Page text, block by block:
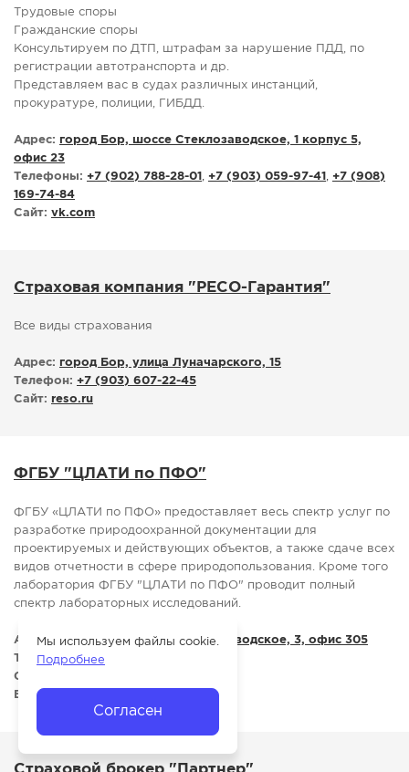
Трудовые споры
Гражданские споры
Консультируем по ДТП, штрафам за нарушение ПДД, по
регистрации автотранспорта и др.
Представляем вас в судах различных инстанций,
прокуратуре, полиции, ГИБДД.
Адрес: город Бор, шоссе Стеклозаводское, 1 корпус 5,
офис 23
Телефоны: +7 (902) 788-28-01 , +7 (903) 059-97-41 , +7 (908)
169-74-84
Сайт: vk.com
Страховая компания "РЕСО-Гарантия"
Все виды страхования
Адрес: город Бор, улица Луначарского, 15
Телефон: +7 (903) 607-22-45
Сайт: reso.ru
ФГБУ "ЦЛАТИ по ПФО"
ФГБУ «ЦЛАТИ по ПФО» предоставляет весь спектр услуг по
разработке природоохранной документации для
проектируемых и действующих объектов, а также сдаче всех
видов отчетности в сфере природопользования. Кроме того
лаборатория ФГБУ "ЦЛАТИ по ПФО" проводит полный
спектр лабораторных исследований.
Адрес: город Бор, шоссе Стеклозаводское, 3, офис 305
Телефон: +7 (910) 790-08-41
Сайт:
E-mail:
Согласен
Мы используем файлы cookie.
Подробнее